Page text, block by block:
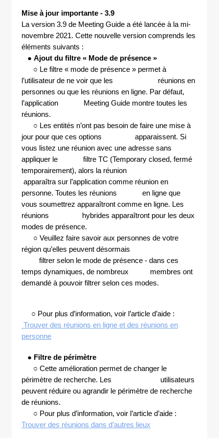
Mise à jour importante - 3.9
La version 3.9 de Meeting Guide a été lancée à la mi-
novembre 2021. Cette nouvelle version comprends les
éléments suivants :
● Ajout du filtre « Mode de présence »
○ Le filtre « mode de présence » permet à
l’utilisateur de ne voir que les réunions en
personnes ou que les réunions en ligne. Par défaut,
l’application Meeting Guide montre toutes les
réunions.
○ Les entités n’ont pas besoin de faire une mise à
jour pour que ces options apparaissent. Si
vous listez une réunion avec une adresse sans
appliquer le filtre TC (Temporary closed, fermé
temporairement), alors la réunion
apparaîtra sur l’application comme réunion en
personne. Toutes les réunions en ligne que
vous soumettrez apparaîtront comme en ligne. Les
réunions hybrides apparaîtront pour les deux
modes de présence.
○ Veuillez faire savoir aux personnes de votre
région qu’elles peuvent désormais
filtrer selon le mode de présence - dans ces
temps dynamiques, de nombreux membres ont
demandé à pouvoir filtrer selon ces modes.
○ Pour plus d’information, voir l’article d’aide :
Trouver des réunions en ligne et des réunions en
personne
● Filtre de périmètre
○ Cette amélioration permet de changer le
périmètre de recherche. Les utilisateurs
peuvent réduire ou agrandir le périmètre de recherche
de réunions.
○ Pour plus d’information, voir l’article d’aide :
Trouver des réunions dans d’autres lieux